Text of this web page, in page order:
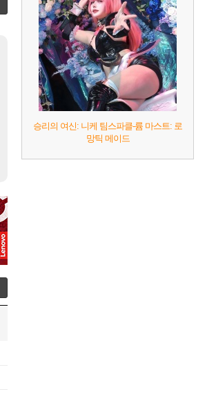
메이플 우리 나라의 주적은??
[137]
로아 벨가 하드 찐 투력컷 [35]
로아 벨가르딘 나이트메어 TOP 10 직업별 분포
메이플 챌린저#77777 저격했습니다! [98]
벨가르딘 맛본 시점 민심 췤
비스트 챕터별 길찾기/지도 공략 (1 ~ 12장)
아주프로 4컷 만화 | 야간 보초는 너무 힘들어
해외겜 스위치2판 ‘몬헌 와일즈’, 30~40fps 목표
리밋제로 테스트 때는 로비에 온라인 기능이 있는데
비스트 오브 리인카네이션 오픈 트레일러
승리의 여신: 니케 팀스파클-륨 마스트: 로
망틱 메이드